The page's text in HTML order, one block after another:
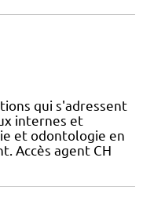
qui s'adressent
internes et
et odontologie en
Accès agent CH